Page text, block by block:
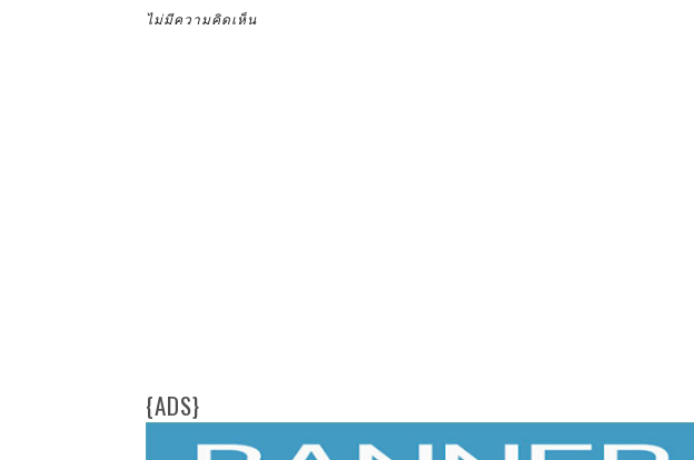
ไม่มีความคิดเห็น
{ADS}